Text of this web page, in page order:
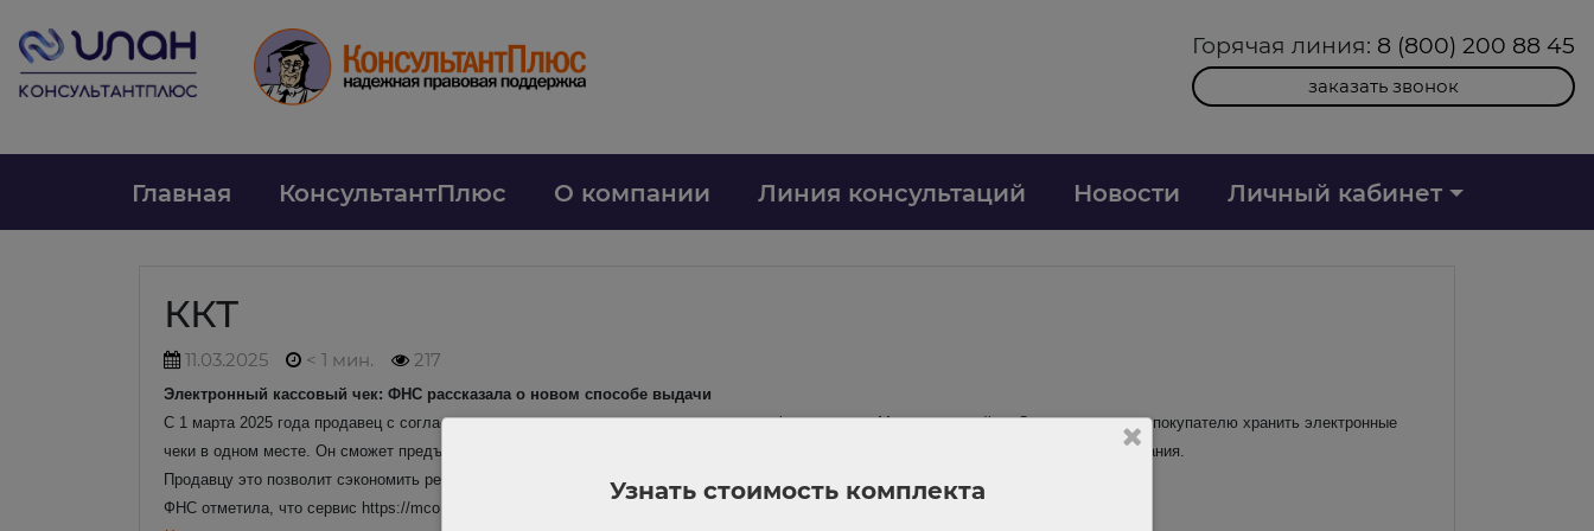
Горячая линия: 8 (800) 200 88 45
заказать звонок
Главная КонсультантПлюс О компании Линия консультаций Новости Личный кабинет
ККТ
11.03.2025 < 1 мин. 217
Электронный кассовый чек: ФНС рассказала о новом способе выдачи
С 1 марта 2025 года продавец с согласия покупателя может направить чек через информресурс «Мои чеки онлайн». Сервис позволяет покупателю хранить электронные
чеки в одном месте. Он сможет предъявлять их для налогового вычета, учета расходов, возврата товаров или гарантийного обслуживания.
Продавцу это позволит сэкономить ресурсы на печать чеков.
ФНС отметила, что сервис https://mco.nalog.ru/login доступен на сайте налоговой.
Узнать стоимость комплекта